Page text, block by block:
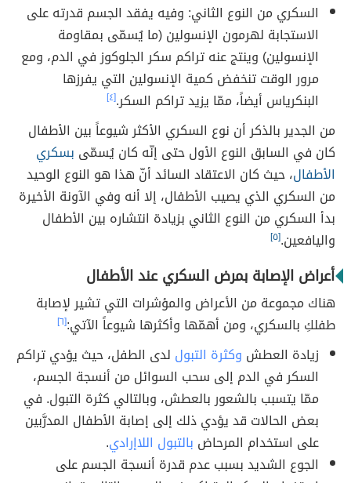
السكري من النوع الثاني: وفيه يفقد الجسم قدرته على
الاستجابة لهرمون الإنسولين (ما يُسمّى بمقاومة
الإنسولين) وينتج عنه تراكم سكر الجلوكوز في الدم، ومع
مرور الوقت تنخفض كمية الإنسولين التي يفرزها
البنكرياس أيضاً، ممّا يزيد تراكم السكر.[٤]
من الجدير بالذكر أن نوع السكري الأكثر شيوعاً بين الأطفال
كان في السابق النوع الأول حتى إنّه كان يُسمّى بسكري
الأطفال، حيث كان الاعتقاد السائد أنّ هذا هو النوع الوحيد
من السكري الذي يصيب الأطفال، إلا أنه وفي الآونة الأخيرة
بدأ السكري من النوع الثاني بزيادة انتشاره بين الأطفال
واليافعين.[٥]
أعراض الإصابة بمرض السكري عند الأطفال
هناك مجموعة من الأعراض والمؤشرات التي تشير لإصابة
طفلكِ بالسكري، ومن أهمّها وأكثرها شيوعاً الآتي:[٦]
زيادة العطش وكثرة التبول لدى الطفل، حيث يؤدي تراكم
السكر في الدم إلى سحب السوائل من أنسجة الجسم،
ممّا يتسبب بالشعور بالعطش، وبالتالي كثرة التبول. في
بعض الحالات قد يؤدي ذلك إلى إصابة الأطفال المدرَّبين
على استخدام المرحاض بالتبول اللاإرادي.
الجوع الشديد بسبب عدم قدرة أنسجة الجسم على